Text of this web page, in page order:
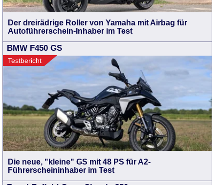
Der dreirädrige Roller von Yamaha mit Airbag für
Autoführerschein-Inhaber im Test
BMW F450 GS
Testbericht
Die neue, "kleine" GS mit 48 PS für A2-
Führerscheininhaber im Test